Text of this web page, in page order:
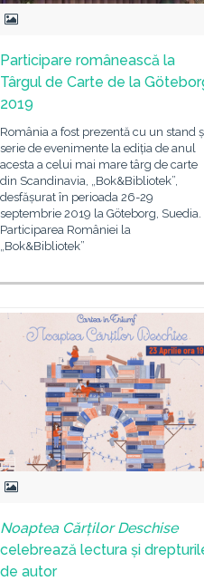
Participare românească la
Târgul de Carte de la
2019
România a fost prezentă cu un stand
serie de evenimente la ediția de anul
acesta a celui mai mare târg de carte
din Scandinavia, „Bok&Bibliotek”,
desfășurat în perioada 26-29
septembrie 2019 la Göteborg, Suedia.
Participarea României la
„Bok&Bibliotek”
Noaptea Cărților Deschise
celebrează lectura și
de autor